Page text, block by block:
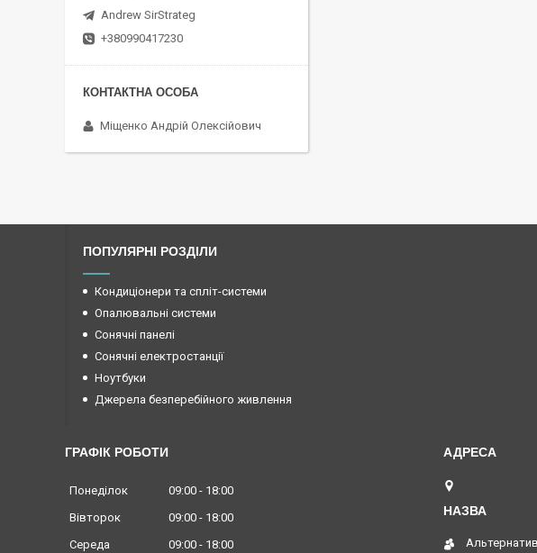
Andrew SirStrateg
+380990417230
Міщенко Андрій Олексійович
ПОПУЛЯРНІ РОЗДІЛИ
Кондиціонери та спліт-системи
Опалювальні системи
Сонячні панелі
Сонячні електростанції
Ноутбуки
Джерела безперебійного живлення
ГРАФІК РОБОТИ
Понеділок 09:00
18:00
Вівторок
09:00
18:00
Середа
09:00
18:00